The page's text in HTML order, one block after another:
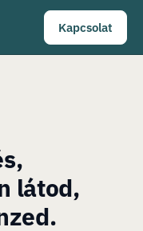
Kapcsolat
látod,